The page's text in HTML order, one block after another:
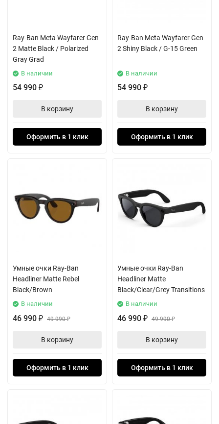
Ray-Ban Meta Wayfarer Gen
2 Matte Black / Polarized
Gray Grad
В наличии
54 990 ₽
В корзину
Оформить в 1 клик
Ray-Ban Meta Wayfarer Gen
2 Shiny Black / G-15 Green
В наличии
54 990 ₽
В корзину
Оформить в 1 клик
Умные очки Ray-Ban
Headliner Matte Rebel
Black/Brown
В наличии
46 990 ₽ 49 990₽
В корзину
Оформить в 1 клик
Умные очки Ray-Ban
Headliner Matte
Black/Clear/Grey Transitions
В наличии
46 990 ₽ 49 990₽
В корзину
Оформить в 1 клик